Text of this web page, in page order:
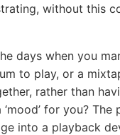
without this
days when you
to play, or a
rather than
for you?
into a playback